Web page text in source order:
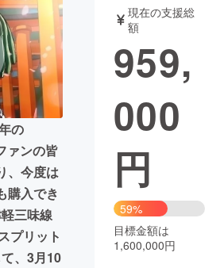
真 音楽
・ガジェット ゲーム・サ
業
地域活性化
Good
CAMPFIRE Creation
さと納税machi-ya コミュニティ
の
ァンの皆
、今度は
購入でき
三味線
プリット
、3月10
現在の支援総
額
959,
000
円
59%
目標金額は
1,600,000円